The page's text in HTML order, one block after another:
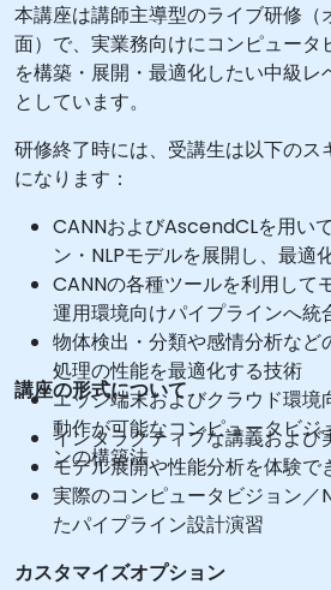
本講座は講師主導型のライブ研修（
面）で、実業務向けにコンピュータ
を構築・展開・最適化したい中級レ
としています。
研修終了時には、受講生は以下のス
になります：
CANNおよびAscendCLを用い
ン・NLPモデルを展開し、最適
CANNの各種ツールを利用して
運用環境向けパイプラインへ統
物体検出・分類や感情分析など
処理の性能を最適化する技術
エッジ端末およびクラウド環境
動作が可能なコンピュータビジ
ンの構築法
講座の形式について
インタラクティブな講義および
モデル展開や性能分析を体験で
実際のコンピュータビジョン／
たパイプライン設計演習
カスタマイズオプション